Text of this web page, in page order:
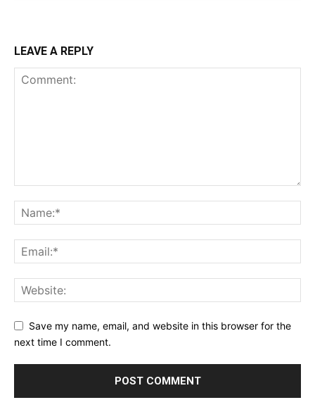
LEAVE A REPLY
Save my name, email, and website in this browser for the
next time I comment.